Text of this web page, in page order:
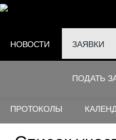
НОВОСТИ ЗАЯВКИ
ПОДАТЬ
ПРОТОКОЛЫ